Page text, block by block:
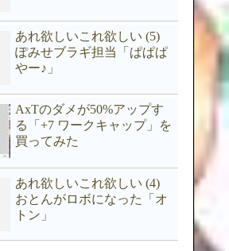
あれ欲しいこれ欲しい (5)
ぽみせブラギ担当「ぱぱぱ
やー♪」
AxTのダメが50%アップす
る「+7 ワークキャップ」を
買ってみた
あれ欲しいこれ欲しい (4)
おとんがロボになった「オ
トン」